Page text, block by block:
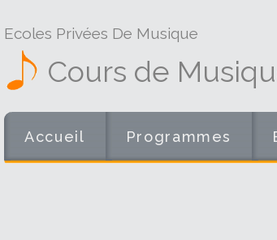
Ecoles Privées De Musique
Cours de
Accueil Programmes